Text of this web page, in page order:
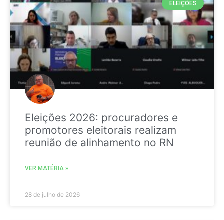
ELEIÇÕES
Eleições 2026: procuradores e
promotores eleitorais realizam
reunião de alinhamento no RN
VER MATÉRIA »
28 de julho de 2026